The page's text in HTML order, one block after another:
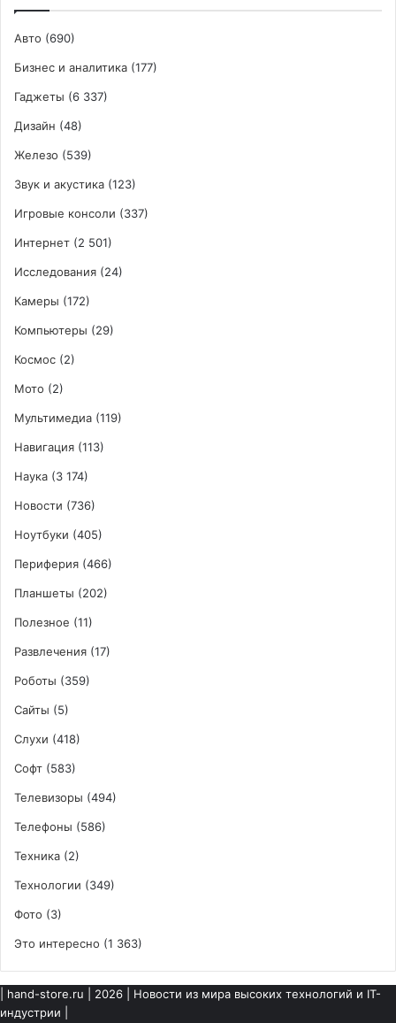
Авто (690)
Бизнес и аналитика (177)
Гаджеты (6 337)
Дизайн (48)
Железо (539)
Звук и акустика (123)
Игровые консоли (337)
Интернет (2 501)
Исследования (24)
Камеры (172)
Компьютеры (29)
Космос (2)
Мото (2)
Мультимедиа (119)
Навигация (113)
Наука (3 174)
Новости (736)
Ноутбуки (405)
Периферия (466)
Планшеты (202)
Полезное (11)
Развлечения (17)
Роботы (359)
Сайты (5)
Слухи (418)
Софт (583)
Телевизоры (494)
Телефоны (586)
Техника (2)
Технологии (349)
Фото (3)
Это интересно (1 363)
hand-store.ru | 2026 | Новости из мира высоких технологий и IT-
индустрии |